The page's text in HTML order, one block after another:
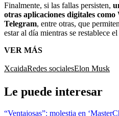
Finalmente, si las fallas persisten,
otras aplicaciones digitales
Telegram, entre otras, que
estar al día mientras se restablece
VER MÁS
XcaidaRedes socialesElon Musk
Le puede interesar
“Ventajosas”: molestia en